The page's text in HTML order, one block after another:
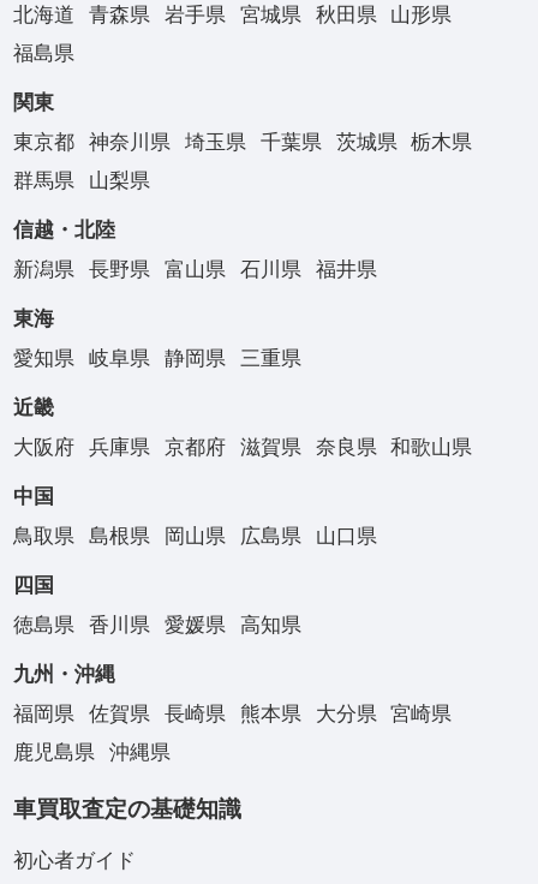
北海道
青森県 岩手県 宮城県 秋田県
山形県
福島県
関東
東京都
神奈川県 埼玉県 千葉県 茨城県
栃木県
群馬県
山梨県
信越・北陸
新潟県
長野県 富山県 石川県 福井県
東海
愛知県
岐阜県 静岡県 三重県
近畿
大阪府
兵庫県 京都府 滋賀県 奈良県 和歌山県
中国
鳥取県
島根県 岡山県 広島県 山口県
四国
徳島県
香川県 愛媛県 高知県
九州・沖縄
福岡県
佐賀県 長崎県 熊本県 大分県
宮崎県
鹿児島県
沖縄県
車買取査定の基礎知識
初心者ガイド